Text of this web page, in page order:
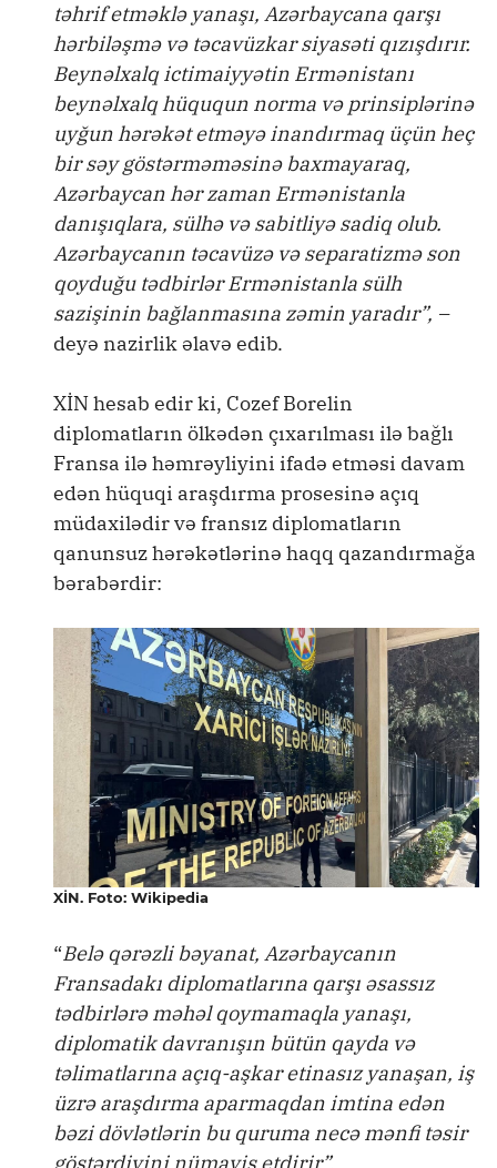
təhrif etməklə yanaşı, Azərbaycana qarşı
hərbiləşmə və təcavüzkar siyasəti qızışdırır.
Beynəlxalq ictimaiyyətin Ermənistanı
beynəlxalq hüququn norma və prinsiplərinə
uyğun hərəkət etməyə inandırmaq üçün heç
bir səy göstərməməsinə baxmayaraq,
Azərbaycan hər zaman Ermənistanla
danışıqlara, sülhə və sabitliyə sadiq olub.
Azərbaycanın təcavüzə və separatizmə son
qoyduğu tədbirlər Ermənistanla sülh
sazişinin bağlanmasına zəmin yaradır”, –
deyə nazirlik əlavə edib.
XİN hesab edir ki, Cozef Borelin
diplomatların ölkədən çıxarılması ilə bağlı
Fransa ilə həmrəyliyini ifadə etməsi davam
edən hüquqi araşdırma prosesinə açıq
müdaxilədir və fransız diplomatların
qanunsuz hərəkətlərinə haqq qazandırmağa
bərabərdir:
XİN. Foto: Wikipedia
“Belə qərəzli bəyanat, Azərbaycanın
Fransadakı diplomatlarına qarşı əsassız
tədbirlərə məhəl qoymamaqla yanaşı,
diplomatik davranışın bütün qayda və
təlimatlarına açıq-aşkar etinasız yanaşan, iş
üzrə araşdırma aparmaqdan imtina edən
bəzi dövlətlərin bu quruma necə mənfi təsir